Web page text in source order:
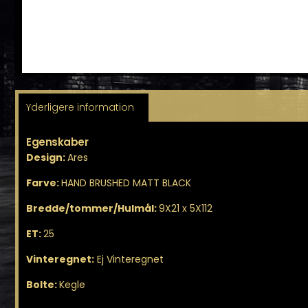
Yderligere information
Egenskaber
Design:Ares
Farve:HAND BRUSHED MATT BLACK
Bredde/tommer/Hulmål:9X21 x 5X112
ET:25
Vinteregnet: Ej Vinteregnet
Bolte:Kegle